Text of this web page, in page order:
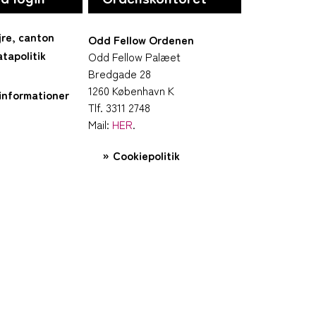
canton
Odd Fellow Ordenen
Odd Fellow Palæet
Bredgade 28
1260 København K
Tlf. 3311 2748
Mail: HER.
Cookiepolitik